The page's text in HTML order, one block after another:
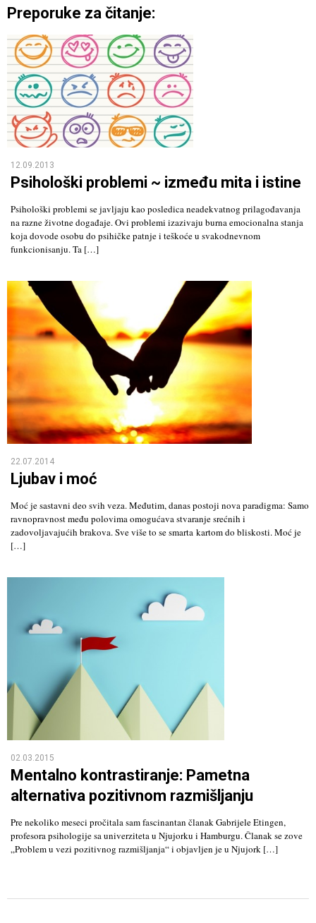
Preporuke za čitanje:
12.09.2013
Psihološki problemi ~ između mita i istine
Psihološki problemi se javljaju kao posledica neadekvatnog prilagođavanja
na razne životne događaje. Ovi problemi izazivaju burna emocionalna stanja
koja dovode osobu do psihičke patnje i teškoće u svakodnevnom
funkcionisanju. Ta […]
22.07.2014
Ljubav i moć
Moć je sastavni deo svih veza. Međutim, danas postoji nova paradigma: Samo
ravnopravnost među polovima omogućava stvaranje srećnih i
zadovoljavajućih brakova. Sve više to se smarta kartom do bliskosti. Moć je
[…]
02.03.2015
Mentalno kontrastiranje: Pametna
alternativa pozitivnom razmišljanju
Pre nekoliko meseci pročitala sam fascinantan članak Gabrijele Etingen,
profesora psihologije sa univerziteta u Njujorku i Hamburgu. Članak se zove
„Problem u vezi pozitivnog razmišljanja“ i objavljen je u Njujork […]